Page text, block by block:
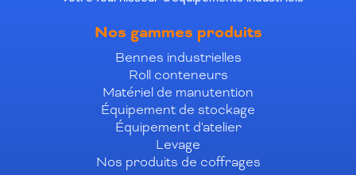
Nos gammes produits
Bennes industrielles
Roll conteneurs
Matériel de manutention
Équipement de stockage
Équipement d'atelier
Levage
Nos produits de coffrages